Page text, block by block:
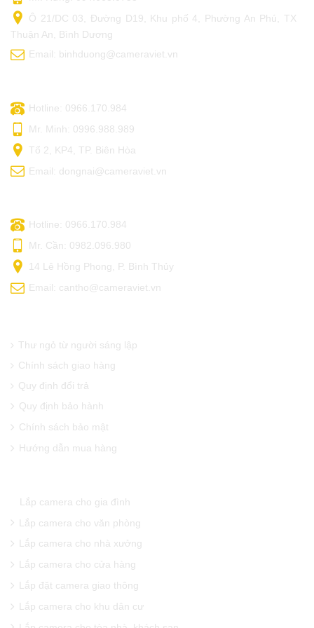
Ô 21/DC 03, Đường D19, Khu phố 4, Phường An Phú, TX
Thuận An, Bình Dương
Email: binhduong@cameraviet.vn
Hotline: 0966.170.984
Mr. Minh: 0996.988.989
Tổ 2, KP4, TP. Biên Hòa
Email: dongnai@cameraviet.vn
Hotline: 0966.170.984
Mr. Cần: 0982.096.980
14 Lê Hồng Phong, P. Bình Thủy
Email: cantho@cameraviet.vn
Thư ngỏ từ người sáng lập
Chính sách giao hàng
Quy định đổi trả
Quy định bảo hành
Chính sách bảo mật
Hướng dẫn mua hàng
Lắp camera cho gia đình
Lắp camera cho văn phòng
Lắp camera cho nhà xưởng
Lắp camera cho cửa hàng
Lắp đặt camera giao thông
Lắp camera cho khu dân cư